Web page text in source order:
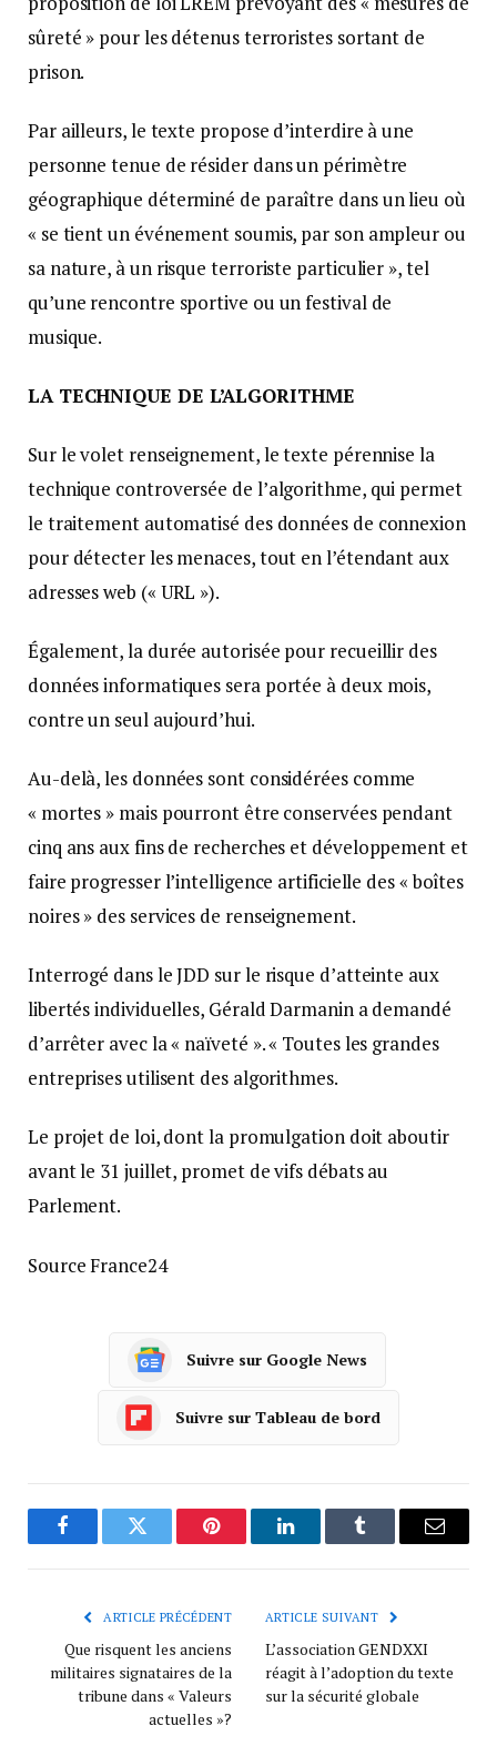
sûreté » pour les détenus terroristes sortant de
prison.
Par ailleurs, le texte propose d’interdire à une
personne tenue de résider dans un périmètre
géographique déterminé de paraître dans un lieu où
« se tient un événement soumis, par son ampleur ou
sa nature, à un risque terroriste particulier », tel
qu’une rencontre sportive ou un festival de
musique.
LA TECHNIQUE DE L’ALGORITHME
Sur le volet renseignement, le texte pérennise la
technique controversée de l’algorithme, qui permet
le traitement automatisé des données de connexion
pour détecter les menaces, tout en l’étendant aux
adresses web (« URL »).
Également, la durée autorisée pour recueillir des
données informatiques sera portée à deux mois,
contre un seul aujourd’hui.
Au-delà, les données sont considérées comme
« mortes » mais pourront être conservées pendant
cinq ans aux fins de recherches et développement et
faire progresser l’intelligence artificielle des « boîtes
noires » des services de renseignement.
Interrogé dans le JDD sur le risque d’atteinte aux
libertés individuelles, Gérald Darmanin a demandé
d’arrêter avec la « naïveté ». « Toutes les grandes
entreprises utilisent des algorithmes.
Le projet de loi, dont la promulgation doit aboutir
avant le 31 juillet, promet de vifs débats au
Parlement.
Source France24
Suivre sur Google News
Suivre sur Tableau de bord
FacebookTwitter Pinterest LinkedInTumblr
ARTICLE PRÉCÉDENT
Que risquent les anciens
militaires signataires de la
tribune dans « Valeurs
actuelles »?
ARTICLE SUIVANT
L’association GENDXXI
réagit à l’adoption du texte
sur la sécurité globale